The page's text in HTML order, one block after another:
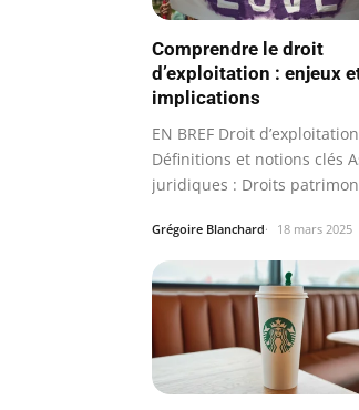
Comprendre le droit
d’exploitation : enjeux
implications
EN BREF Droit
Définitions et notions clés
juridiques : Droits
Grégoire Blanchard 18 mars 2025